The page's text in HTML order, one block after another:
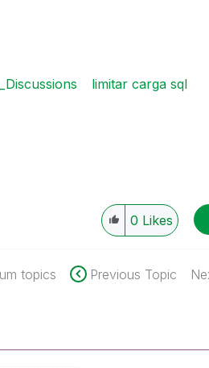
limitar carga sql
0 Likes
topics Previous Topic